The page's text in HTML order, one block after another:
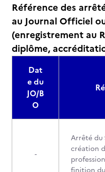
Référence des
au Journal Officiel
(enregistrement au
diplôme,
Dat
e du
JO/B
O
-
Arrêté du
création